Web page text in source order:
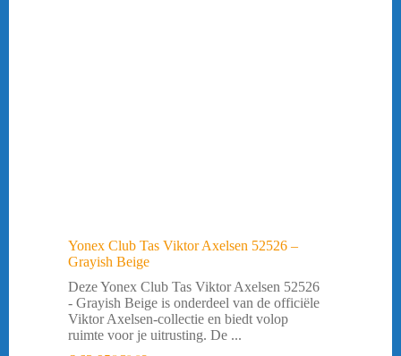
Yonex Club Tas Viktor Axelsen 52526 –
Grayish Beige
Deze Yonex Club Tas Viktor Axelsen 52526
- Grayish Beige is onderdeel van de officiële
Viktor Axelsen-collectie en biedt volop
ruimte voor je uitrusting. De ...